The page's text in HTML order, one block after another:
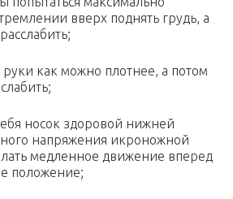
вверх поднять грудь, а
как можно плотнее, а потом
носок здоровой нижней
напряжения икроножной
медленное движение вперед
положение;